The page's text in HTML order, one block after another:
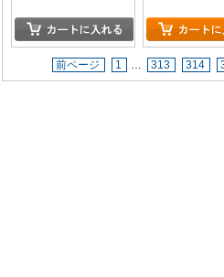
前ページ 1 … 313 314